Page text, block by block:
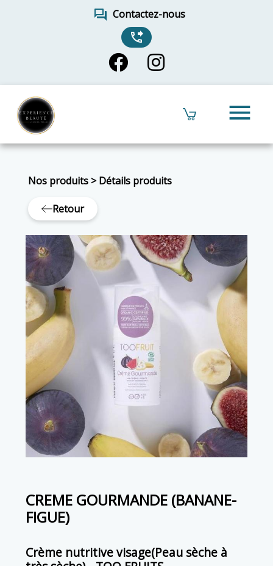
forum Contactez-nous
phone_forwarded
menu
Nos produits>Détails produits
Retour
CREME GOURMANDE (BANANE-
FIGUE)
Crème nutritive visage(Peau sèche à